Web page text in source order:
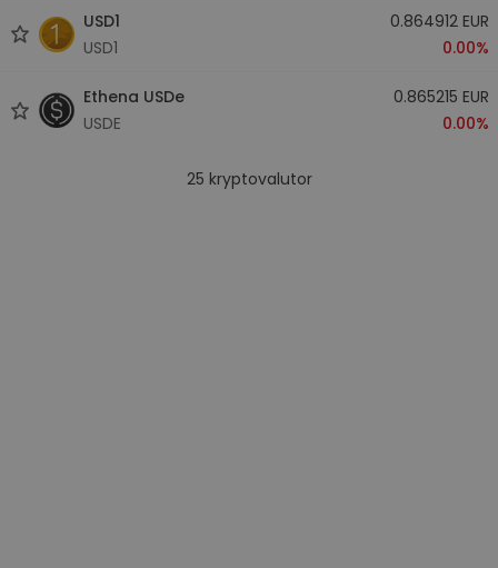
USD1
USD1
0.864912 EUR
0.00%
Ethena USDe
USDE
0.865215 EUR
0.00%
25 kryptovalutor